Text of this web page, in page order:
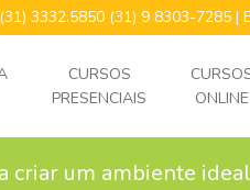
3332.5850 (31) 9 8303-7285 |
CURSOS
PRESENCIAIS
ONLINE
criar um ambiente